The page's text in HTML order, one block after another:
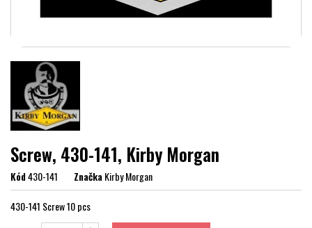
Screw, 430-141, Kirby Morgan
Kód430-141 ZnačkaKirby Morgan
430-141 Screw 10 pcs